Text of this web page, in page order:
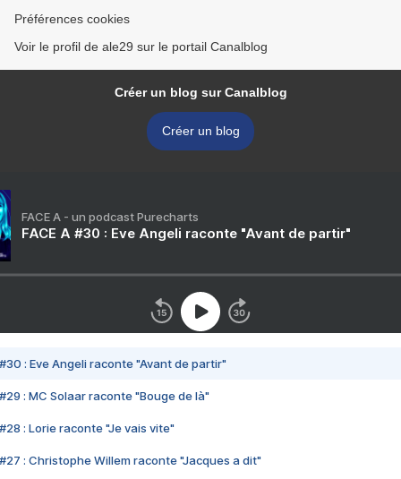
Préférences cookies
Voir le profil de ale29 sur le portail Canalblog
Créer un blog sur Canalblog
Créer un blog
FACE A - un podcast Purecharts
FACE A #30 : Eve Angeli raconte "Avant de partir"
#30 : Eve Angeli raconte "Avant de partir"
#29 : MC Solaar raconte "Bouge de là"
#28 : Lorie raconte "Je vais vite"
#27 : Christophe Willem raconte "Jacques a dit"